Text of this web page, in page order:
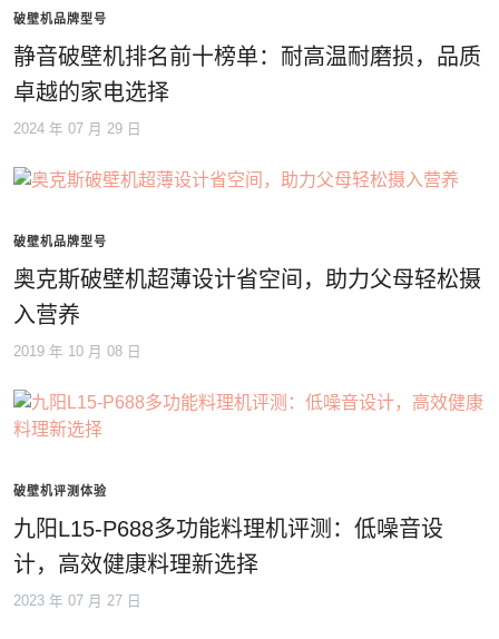
破壁机品牌型号
静音破壁机排名前十榜单：耐高温耐磨损，品质
卓越的家电选择
2024 年 07 月 29 日
破壁机品牌型号
奥克斯破壁机超薄设计省空间，助力父母轻松摄
入营养
2019 年 10 月 08 日
破壁机评测体验
九阳L15-P688多功能料理机评测：低噪音设
计，高效健康料理新选择
2023 年 07 月 27 日